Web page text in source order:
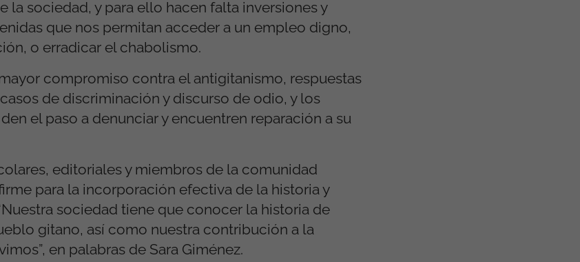
la sociedad, y para ello hacen falta inversiones y
que nos permitan acceder a un empleo digno,
o erradicar el chabolismo.
compromiso contra el antigitanismo, respuestas
de discriminación y discurso de odio, y los
el paso a denunciar y encuentren reparación a su
editoriales y miembros de la comunidad
para la incorporación efectiva de la historia y
sociedad tiene que conocer la historia de
gitano, así como nuestra contribución a la
en palabras de Sara Giménez.